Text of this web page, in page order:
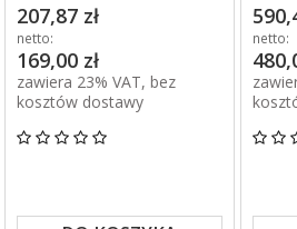
207,87 zł
netto:
169,00 zł
zawiera 23% VAT, bez
kosztów dostawy
netto: